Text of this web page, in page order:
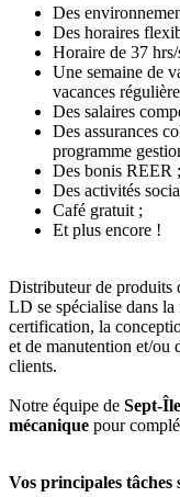
Des
Des horaires
Horaire de 37
Une semaine de
vacances
Des salaires
Des assurances
programme
Des bonis REER ;
Des activités
Café gratuit ;
Et plus encore !
Distributeur de produits
LD se spécialise dans
certification, la
et de manutention et/ou
clients.
Notre équipe de Sept-
mécanique pour
Vos principales tâches